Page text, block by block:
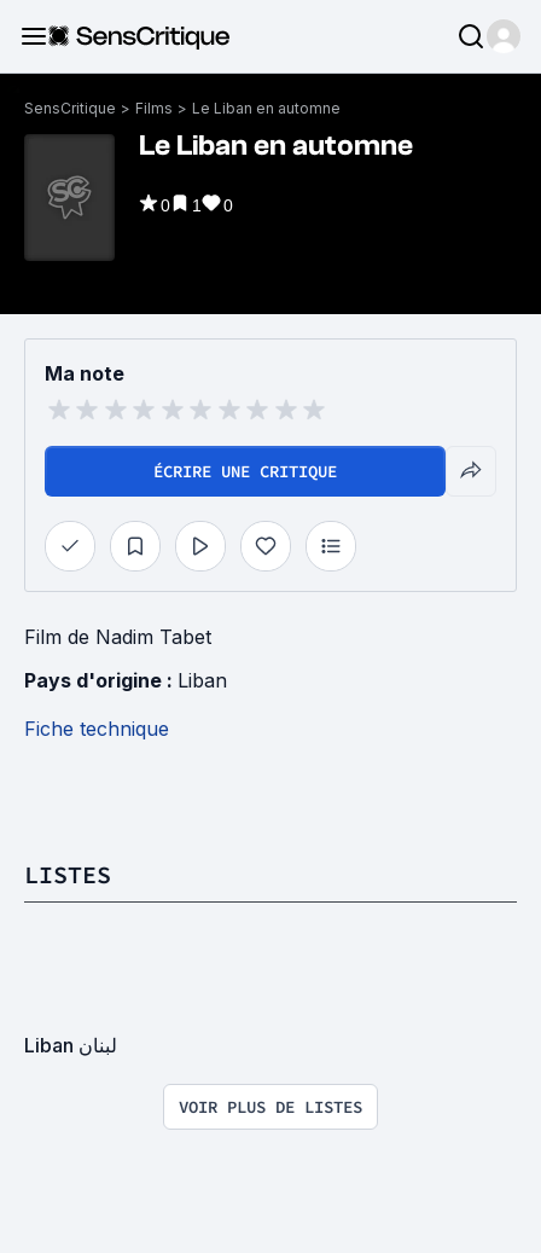
SensCritique > Films > Le Liban en automne
Le Liban en automne
0 1 0
Ma note
ÉCRIRE UNE CRITIQUE
Film de Nadim Tabet
Pays d'origine : Liban
Fiche technique
LISTES
Liban لبنان
VOIR PLUS DE LISTES